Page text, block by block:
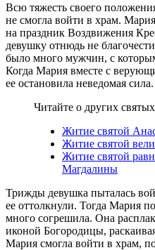
Всю тяжесть своего
не смогла войти в храм.
на праздник Воздвижения
девушку отнюдь не
было много мужчин, с
Когда Мария вместе с
ее остановила неведомая сила.
Читайте о других
Житие святой
Житие святой
Житие святой
Магдалины
Трижды девушка пыталась
ее оттолкнули. Тогда Мария
много согрешила. Она
иконой Богородицы,
Мария смогла войти в храм,